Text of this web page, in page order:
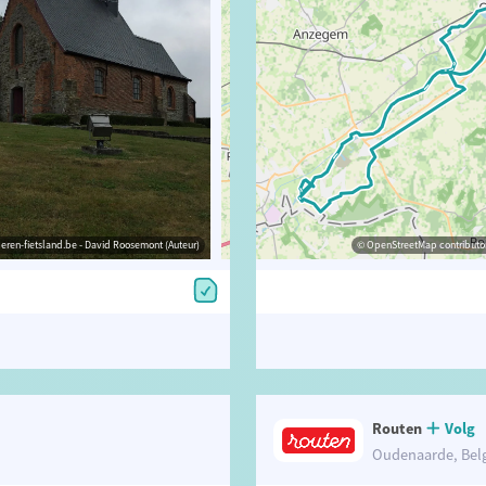
fietsland.be - David Roosemont (Auteur) © OpenStreetMap contributors,
© Toerisme Oost-Vlaanderen © OpenStreetMap
Routen
Volg
Oudenaarde,